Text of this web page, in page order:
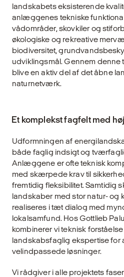
landskabets eksisterende
anlæggenes tekniske
vådområder, skovkiler og
økologiske og rekreative
biodiversitet,
udviklingsmål. Gennem
blive en aktiv del af det åbne
naturnetværk.
Et komplekst fagfelt med
Udformningen af
både faglig indsigt og
Anlæggene er ofte teknisk
med skærpede krav til
fremtidig fleksibilitet. Samtidig
landskaber med stor natur- og
realiseres i tæt dialog med
lokalsamfund. Hos Gottlieb
kombinerer vi teknisk
landskabsfaglig ekspertise for
velindpassede løsninger.
Vi rådgiver i alle projektets